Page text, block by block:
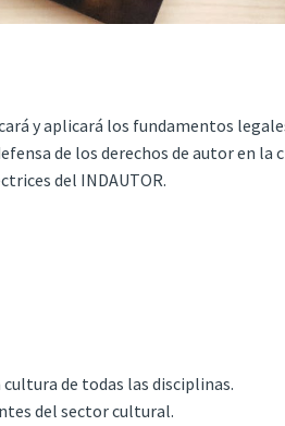
y aplicará los fundamentos
de los derechos de autor en la
del INDAUTOR.
de todas las disciplinas.
del sector cultural.